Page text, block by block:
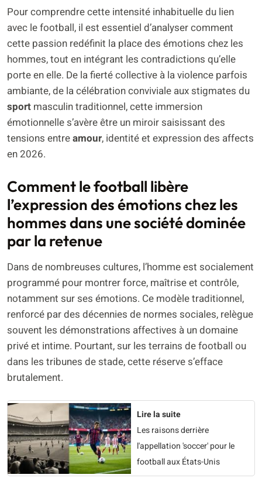
Pour comprendre cette intensité inhabituelle du lien
avec le football, il est essentiel d’analyser comment
cette passion redéfinit la place des émotions chez les
hommes, tout en intégrant les contradictions qu’elle
porte en elle. De la fierté collective à la violence parfois
ambiante, de la célébration conviviale aux stigmates du
sport masculin traditionnel, cette immersion
émotionnelle s’avère être un miroir saisissant des
tensions entreamour, identité et expression des affects
en 2026.
Comment le football libère
l’expression des émotions chez les
hommes dans une société dominée
par la retenue
Dans de nombreuses cultures, l’homme est socialement
programmé pour montrer force, maîtrise et contrôle,
notamment sur ses émotions. Ce modèle traditionnel,
renforcé par des décennies de normes sociales, relègue
souvent les démonstrations affectives à un domaine
privé et intime. Pourtant, sur les terrains de football ou
dans les tribunes de stade, cette réserve s’efface
brutalement.
Lire la suite
Les raisons derrière
l'appellation 'soccer' pour le
football aux États-Unis